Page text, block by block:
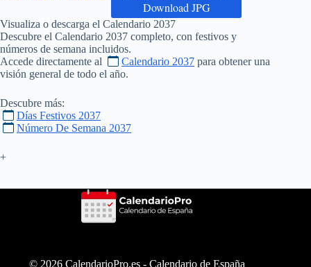
Download JPG
Visualiza o descarga el Calendario 2037
Descubre el Calendario 2037 completo, con festivos y
números de semana incluidos.
Accede directamente al
Calendario 2037 para obtener una
visión general de todo el año.
Descubre más:
Días Festivos 2037
Número De Semana 2037
+
© 2026 CalendarioPro.es - Calendario de España